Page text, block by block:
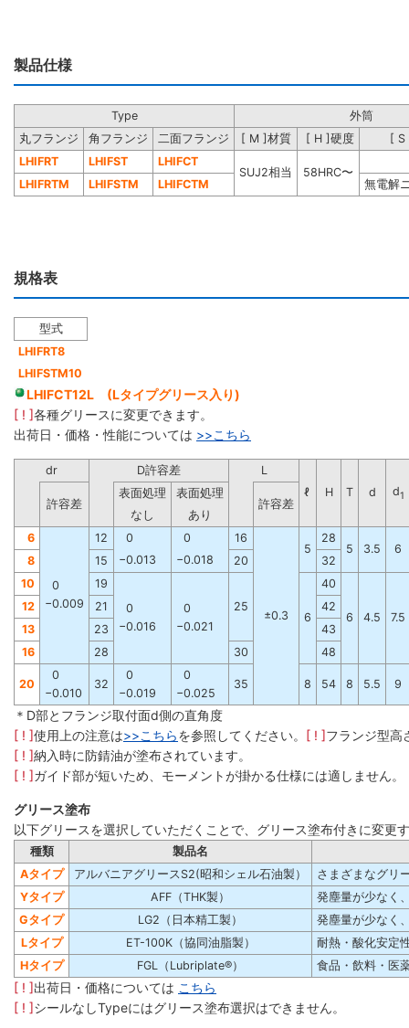
製品仕様
Type
外筒
丸フランジ
角フランジ 二面フランジ [ M ]材質 [ H ]硬度
[ S
LHIFRT
LHIFST
LHIFCT
SUJ2相当
58HRC〜
LHIFRTM
LHIFSTM LHIFCTM 無電解
規格表
型式
LHIFRT8
LHIFSTM10
LHIFCT12L (Lタイプグリース入り)
[ ! ]各種グリースに変更できます。
出荷日・価格・性能については >>こちら
dr D許容差
L
ℓ
H T d d1
許容差
表面処理
表面処理
許容差
なし
あり
6
0
−0.009
12 0 0 16
±0.3
5
28
5
3.5
6
8
15 −0.013 −0.018 20
32
10
19
0
−0.016
0
−0.021
25
6
40
6 4.5 7.5
12 21
42
13
23
43
16
28 30 48
20
0
−0.010
32
0
−0.019
0
−0.025
35 8 54 8 5.5 9
＊D部とフランジ取付面d側の直角度
[ ! ]使用上の注意は>>こちらを参照してください。 [ ! ]フランジ型高
[ ! ]納入時に防錆油が塗布されています。
[ ! ]ガイド部が短いため、モーメントが掛かる仕様には適しません。
グリース塗布
以下グリースを選択していただくことで、グリース塗布付きに変更
種類
製品名
Aタイプ
アルバニアグリースS2(昭和シェル石油製）
さまざまなグリ
Yタイプ
AFF（THK製）
発塵量が少なく
Gタイプ
LG2（日本精工製）
発塵量が少なく
Lタイプ
ET-100K（協同油脂製）
耐熱・酸化安定
Hタイプ
FGL（Lubriplate®） 食品・飲料・医
[ ! ]出荷日・価格については こちら
[ ! ]シールなしTypeにはグリース塗布選択はできません。